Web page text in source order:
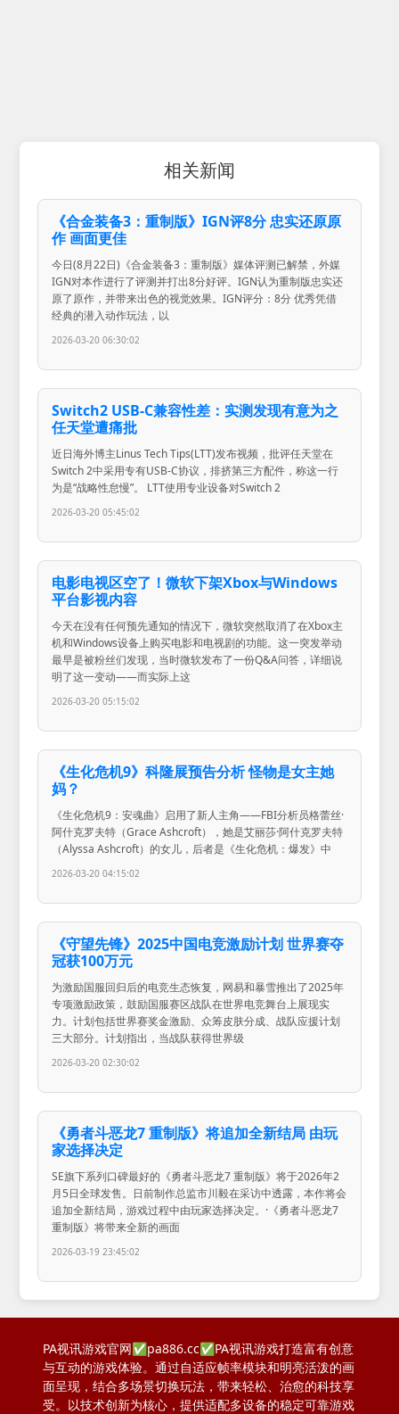
相关新闻
《合金装备3：重制版》IGN评8分 忠实还原原
作 画面更佳
今日(8月22日)《合金装备3：重制版》媒体评测已解禁，外媒
IGN对本作进行了评测并打出8分好评。IGN认为重制版忠实还
原了原作，并带来出色的视觉效果。IGN评分：8分 优秀凭借
经典的潜入动作玩法，以
2026-03-20 06:30:02
Switch2 USB-C兼容性差：实测发现有意为之
任天堂遭痛批
近日海外博主Linus Tech Tips(LTT)发布视频，批评任天堂在
Switch 2中采用专有USB-C协议，排挤第三方配件，称这一行
为是“战略性怠慢”。 LTT使用专业设备对Switch 2
2026-03-20 05:45:02
电影电视区空了！微软下架Xbox与Windows
平台影视内容
今天在没有任何预先通知的情况下，微软突然取消了在Xbox主
机和Windows设备上购买电影和电视剧的功能。这一突发举动
最早是被粉丝们发现，当时微软发布了一份Q&A问答，详细说
明了这一变动——而实际上这
2026-03-20 05:15:02
《生化危机9》科隆展预告分析 怪物是女主她
妈？
《生化危机9：安魂曲》启用了新人主角——FBI分析员格蕾丝·
阿什克罗夫特（Grace Ashcroft），她是艾丽莎·阿什克罗夫特
（Alyssa Ashcroft）的女儿，后者是《生化危机：爆发》中
2026-03-20 04:15:02
《守望先锋》2025中国电竞激励计划 世界赛夺
冠获100万元
为激励国服回归后的电竞生态恢复，网易和暴雪推出了2025年
专项激励政策，鼓励国服赛区战队在世界电竞舞台上展现实
力。计划包括世界赛奖金激励、众筹皮肤分成、战队应援计划
三大部分。计划指出，当战队获得世界级
2026-03-20 02:30:02
《勇者斗恶龙7 重制版》将追加全新结局 由玩
家选择决定
SE旗下系列口碑最好的《勇者斗恶龙7 重制版》将于2026年2
月5日全球发售。日前制作总监市川毅在采访中透露，本作将会
追加全新结局，游戏过程中由玩家选择决定。·《勇者斗恶龙7
重制版》将带来全新的画面
2026-03-19 23:45:02
PA视讯游戏官网✅pa886.cc✅PA视讯游戏打造富有创意
与互动的游戏体验。通过自适应帧率模块和明亮活泼的画
面呈现，结合多场景切换玩法，带来轻松、治愈的科技享
受。以技术创新为核心，提供适配多设备的稳定可靠游戏